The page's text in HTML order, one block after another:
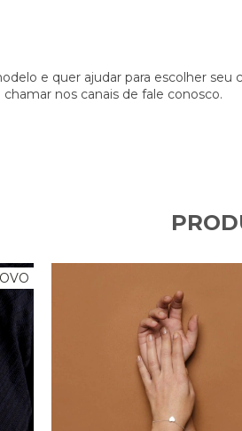
e quer ajudar para escolher seu
nos canais de fale conosco.